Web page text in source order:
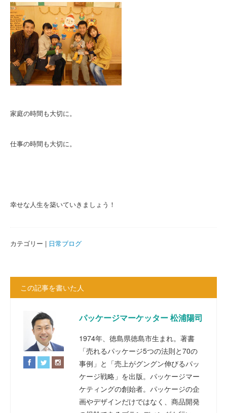
家庭の時間も大切に。
仕事の時間も大切に。
幸せな人生を築いていきましょう！
カテゴリー | 日常ブログ
この記事を書いた人
パッケージマーケッター 松浦陽司
1974年、徳島県徳島市生まれ。著書
「売れるパッケージ5つの法則と70の
事例」と「売上がグングン伸びるパッ
ケージ戦略」を出版。パッケージマー
ケティングの創始者。パッケージの企
画やデザインだけではなく、商品開発